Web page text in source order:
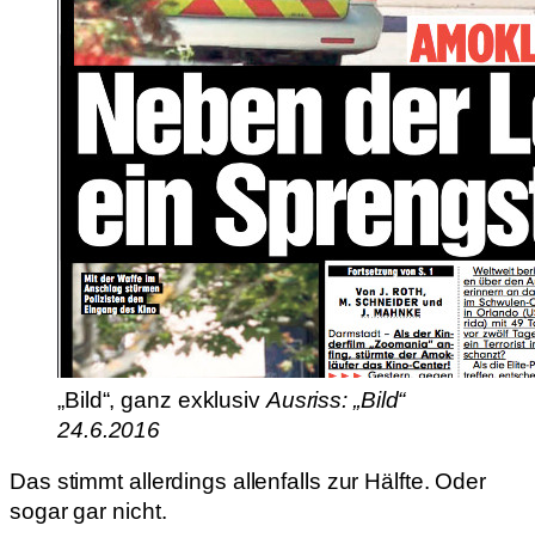
„Bild“, ganz exklusiv Ausriss: „Bild“
24.6.2016
Das stimmt allerdings allenfalls zur Hälfte. Oder
sogar gar nicht.